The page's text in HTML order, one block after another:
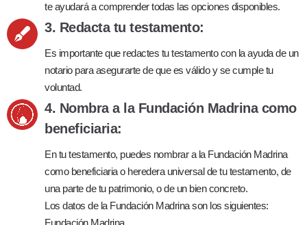
te ayudará a comprender todas las opciones disponibles.
3. Redacta tu testamento:
Es importante que redactes tu testamento con la ayuda de un
notario para asegurarte de que es válido y se cumple tu
voluntad.
4. Nombra a la Fundación Madrina como
beneficiaria:
En tu testamento, puedes nombrar a la Fundación Madrina
como beneficiaria o heredera universal de tu testamento, de
una parte de tu patrimonio, o de un bien concreto.
Los datos de la Fundación Madrina son los siguientes: